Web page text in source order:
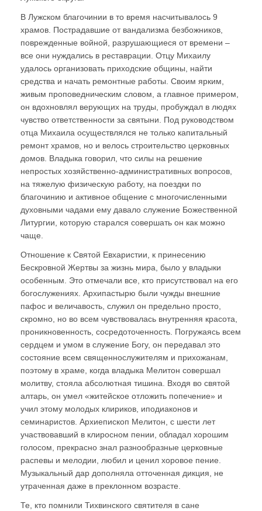
В Лужском благочинии в то время насчитывалось 9
храмов. Пострадавшие от вандализма безбожников,
поврежденные войной, разрушающиеся от времени –
все они нуждались в реставрации. Отцу Михаилу
удалось организовать приходские общины, найти
средства и начать ремонтные работы. Своим ярким,
живым проповедническим словом, а главное примером,
он вдохновлял верующих на труды, пробуждал в людях
чувство ответственности за святыни. Под руководством
отца Михаила осуществлялся не только капитальный
ремонт храмов, но и велось строительство церковных
домов. Владыка говорил, что силы на решение
непростых хозяйственно-административных вопросов,
на тяжелую физическую работу, на поездки по
благочинию и активное общение с многочисленными
духовными чадами ему давало служение Божественной
Литургии, которую старался совершать он как можно
чаще.
Отношение к Святой Евхаристии, к принесению
Бескровной Жертвы за жизнь мира, было у владыки
особенным. Это отмечали все, кто присутствовал на его
богослужениях. Архипастырю были чужды внешние
пафос и величавость, служил он предельно просто,
скромно, но во всем чувствовалась внутренняя красота,
проникновенность, сосредоточенность. Погружаясь всем
сердцем и умом в служение Богу, он передавал это
состояние всем священнослужителям и прихожанам,
поэтому в храме, когда владыка Мелитон совершал
молитву, стояла абсолютная тишина. Входя во святой
алтарь, он умел «житейское отложить попечение» и
учил этому молодых клириков, иподиаконов и
семинаристов. Архиепископ Мелитон, с шести лет
участвовавший в клиросном пении, обладал хорошим
голосом, прекрасно знал разнообразные церковные
распевы и мелодии, любил и ценил хоровое пение.
Музыкальный дар дополняла отточенная дикция, не
утраченная даже в преклонном возрасте.
Те, кто помнили Тихвинского святителя в сане